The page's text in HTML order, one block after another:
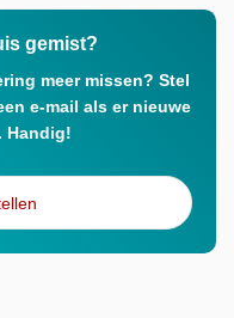
gemist?
meer missen? Stel
e-mail als er nieuwe
Handig!